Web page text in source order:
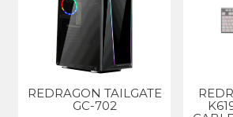
REDRAGON TAILGATE
GC-702